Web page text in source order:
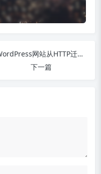
WordPress网站从HTTP迁移到HTTPS深入指南
下一篇